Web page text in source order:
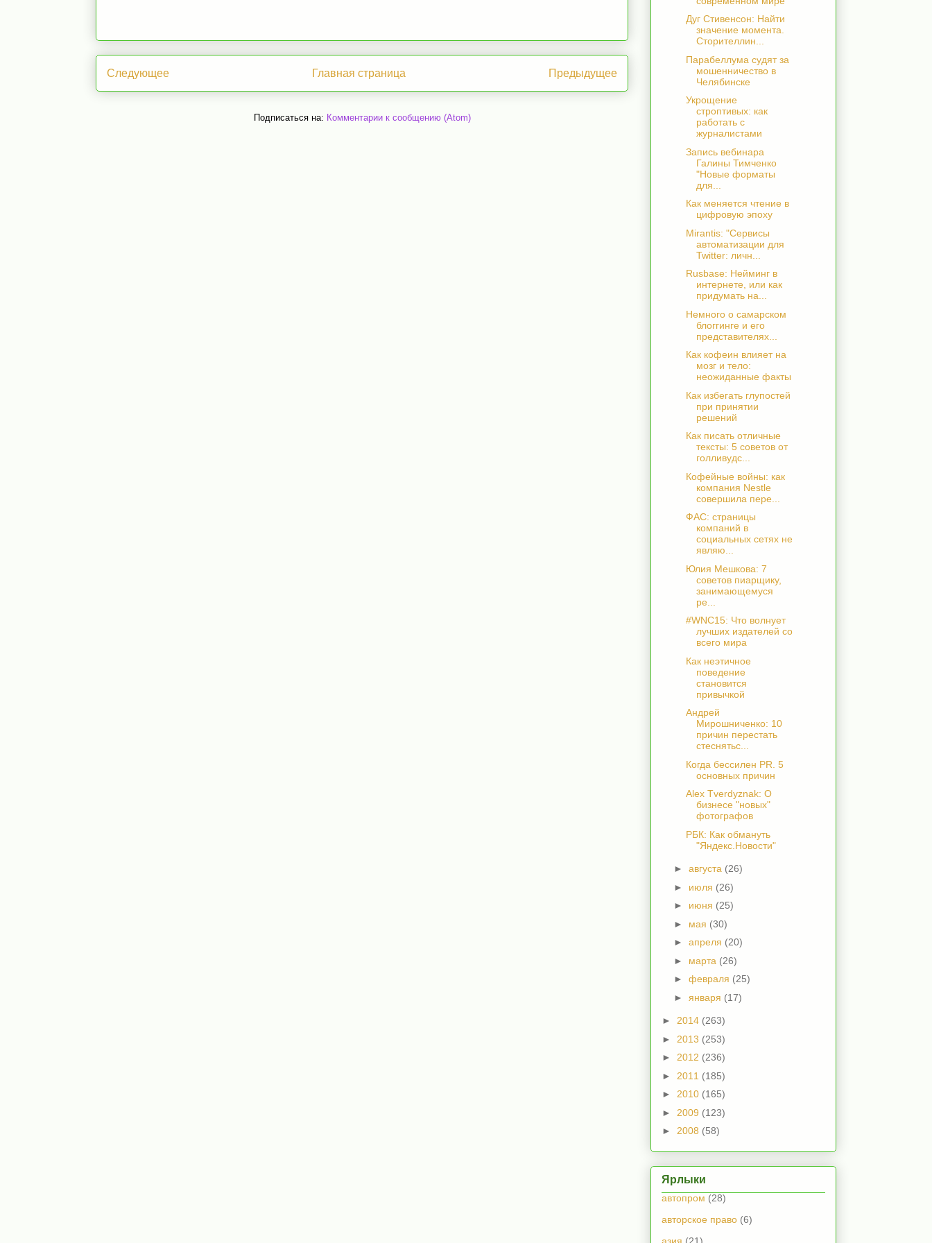
Следующее Предыдущее
Главная страница
Подписаться на: Комментарии к сообщению (Atom)
Дуг Стивенсон: Найти
значение момента.
Сторителлин...
Парабеллума судят за
мошенничество в
Челябинске
Укрощение
строптивых: как
работать с
журналистами
Запись вебинара
Галины Тимченко
"Новые форматы
для...
Как меняется чтение в
цифровую эпоху
Mirantis: "Сервисы
автоматизации для
Twitter: личн...
Rusbase: Нейминг в
интернете, или как
придумать на...
Немного о самарском
блоггинге и его
представителях...
Как кофеин влияет на
мозг и тело:
неожиданные факты
Как избегать глупостей
при принятии
решений
Как писать отличные
тексты: 5 советов от
голливудс...
Кофейные войны: как
компания Nestle
совершила пере...
ФАС: страницы
компаний в
социальных сетях не
являю...
Юлия Мешкова: 7
советов пиарщику,
занимающемуся
ре...
#WNC15: Что волнует
лучших издателей со
всего мира
Как неэтичное
поведение
становится
привычкой
Андрей
Мирошниченко: 10
причин перестать
стеснятьс...
Когда бессилен PR. 5
основных причин
Alex Tverdyznak: О
бизнесе "новых"
фотографов
РБК: Как обмануть
"Яндекс.Новости"
► августа (26)
► июля (26)
► июня (25)
► мая (30)
► апреля (20)
► марта (26)
► февраля (25)
► января (17)
► 2014 (263)
► 2013 (253)
► 2012 (236)
► 2011 (185)
► 2010 (165)
► 2009 (123)
► 2008 (58)
Ярлыки
автопром (28)
авторское право (6)
азия (21)